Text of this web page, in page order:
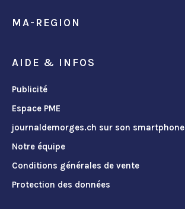
MA-REGION
AIDE & INFOS
Publicité
Espace PME
journaldemorges.ch sur son smartphone
Notre équipe
Conditions générales de vente
Protection des données